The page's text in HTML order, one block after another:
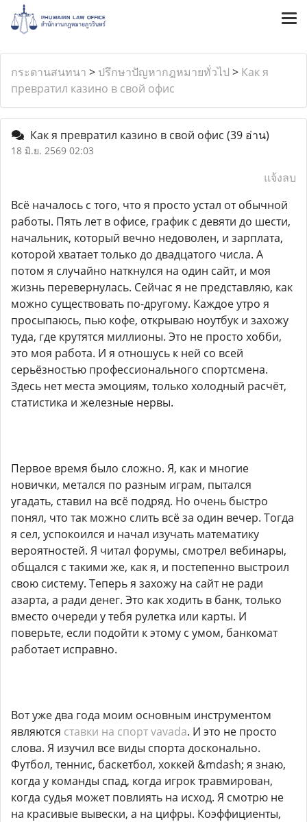
กระดานสนทนา > ปรึกษาปัญหากฎหมายทั่วไป > Как я
превратил казино в свой офис
Как я превратил казино в свой офис (39 อ่าน)
18 มิ.ย. 2569 02:03
แจ้งลบ
Всё началось с того, что я просто устал от обычной
работы. Пять лет в офисе, график с девяти до шести,
начальник, который вечно недоволен, и зарплата,
которой хватает только до двадцатого числа. А
потом я случайно наткнулся на один сайт, и моя
жизнь перевернулась. Сейчас я не представляю, как
можно существовать по-другому. Каждое утро я
просыпаюсь, пью кофе, открываю ноутбук и захожу
туда, где крутятся миллионы. Это не просто хобби,
это моя работа. И я отношусь к ней со всей
серьёзностью профессионального спортсмена.
Здесь нет места эмоциям, только холодный расчёт,
статистика и железные нервы.
Первое время было сложно. Я, как и многие
новички, метался по разным играм, пытался
угадать, ставил на всё подряд. Но очень быстро
понял, что так можно слить всё за один вечер. Тогда
я сел, успокоился и начал изучать математику
вероятностей. Я читал форумы, смотрел вебинары,
общался с такими же, как я, и постепенно выстроил
свою систему. Теперь я захожу на сайт не ради
азарта, а ради денег. Это как ходить в банк, только
вместо очереди у тебя рулетка или карты. И
поверьте, если подойти к этому с умом, банкомат
работает исправно.
Вот уже два года моим основным инструментом
являются ставки на спорт vavada. И это не просто
слова. Я изучил все виды спорта досконально.
Футбол, теннис, баскетбол, хоккей &mdash; я знаю,
когда у команды спад, когда игрок травмирован,
когда судья может повлиять на исход. Я смотрю не
на красивые вывески, а на цифры. Коэффициенты,